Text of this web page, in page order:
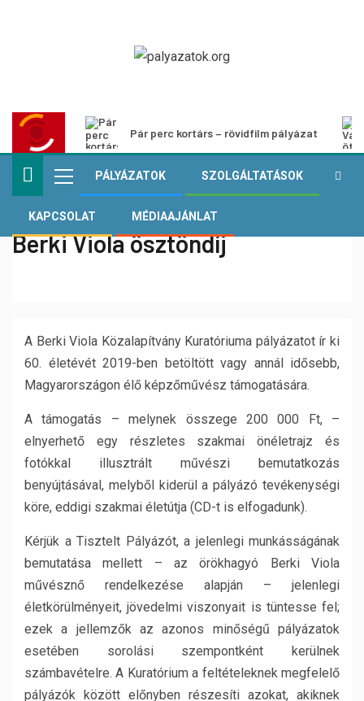
Pár perc kortárs – rövidfilm pályázat
PÁLYÁZATOK SZOLGÁLTATÁSOK
KAPCSOLAT MÉDIAAJÁNLAT
Berki Viola ösztöndíj
A Berki Viola Közalapítvány Kuratóriuma pályázatot ír ki
60. életévét 2019-ben betöltött vagy annál idősebb,
Magyarországon élő képzőművész támogatására.
A támogatás – melynek összege 200 000 Ft, –
elnyerhető egy részletes szakmai önéletrajz és
fotókkal illusztrált művészi bemutatkozás
benyújtásával, melyből kiderül a pályázó tevékenységi
köre, eddigi szakmai életútja (CD-t is elfogadunk).
Kérjük a Tisztelt Pályázót, a jelenlegi munkásságának
bemutatása mellett – az örökhagyó Berki Viola
művésznő rendelkezése alapján – jelenlegi
életkörülményeit, jövedelmi viszonyait is tüntesse fel;
ezek a jellemzők az azonos minőségű pályázatok
esetében sorolási szempontként kerülnek
számbavételre. A Kuratórium a feltételeknek megfelelő
pályázók között előnyben részesíti azokat, akiknek